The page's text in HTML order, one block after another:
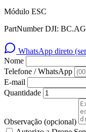
Módulo ESC
PartNumber DJI:
WhatsApp direto
Nome
Telefone / WhatsApp
E-mail
Quantidade
Observação (opcional)